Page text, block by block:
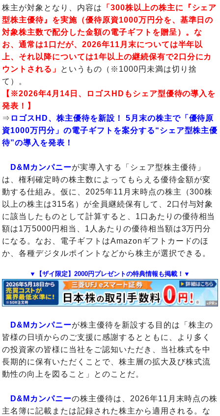
株主が対象となり、内容は
「300株以上の株主に『シェア
型株主優待』を実施（優待原資1000万円分を、基準日の
対象株主数で配分した金額の電子ギフトを贈呈）。な
お、通常は1口だが、2026年11月末については半年以
上、それ以降については1年以上の継続保有で2口分にカ
ウントされる」
というもの（※1000円未満は切り捨
て）。
【※2026年4月14日、ロゴスHDもシェア型優待の導入を
発表！】
⇒ ロゴスHD、株主優待を新設！ 5月末の株主で「優待原
資1000万円分」の電子ギフトを案分する“シェア型株主優
待”の導入を発表！
D&Mカンパニーが実導入する「シェア型株主優待」
は、権利確定時の株主数によってもらえる優待金額が変
動する仕組み。仮に、2025年11月末時点の株主（300株
以上の株主は315名）が全員継続保有して、2口付与対象
に該当したものとして計算すると、1口あたりの優待相当
額は1万5000円相当、1人あたりの優待相当額は3万円分
になる。なお、電子ギフトはAmazonギフトカードのほ
か、各種デジタルポイントなどから株主が選択できる。
▼【ザイ限定】2000円プレゼントの特典情報も掲載！▼
D&Mカンパニーが株主優待を新設する目的は「株主の
皆様の日頃からのご支援に感謝するとともに、より多く
の投資家の皆様に当社をご認知いただき、当社株式を中
長期的に保有いただくことで、株主層の拡大及び株式流
動性の向上を図ること」とのことだ。
D&Mカンパニーの株主優待は、2026年11月末時点の株
主名簿に記載または記録された株主から適用される。な